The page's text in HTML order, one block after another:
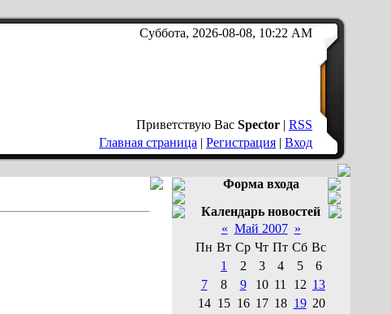
Суббота, 2026-08-08, 10:22 AM
Приветствую Вас Spector | RSS
Главная страница | Регистрация | Вход
Форма входа
Календарь новостей
« Май 2007 »
Пн Вт Ср Чт Пт Сб Вс
1
2 3 4 5
6
7
8 9 10 11 12 13
14 15 16 17 18 19 20